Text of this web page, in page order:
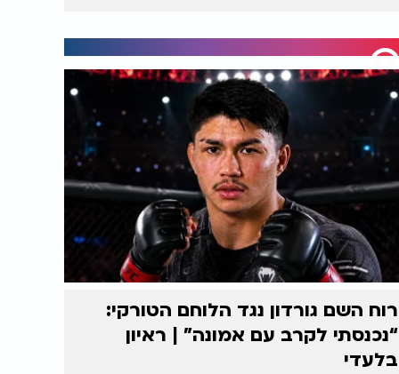
רוח השם גורדון נגד הלוחם הטורקי:
“נכנסתי לקרב עם אמונה” | ראיון
בלעדי